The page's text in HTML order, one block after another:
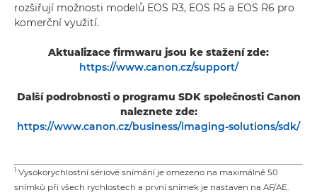
rozšiřují možnosti modelů EOS R3, EOS R5 a EOS R6 pro
komerční využití.
Aktualizace firmwaru jsou ke stažení zde:
https://www.canon.cz/support/
Další podrobnosti o programu SDK společnosti Canon
naleznete zde:
https://www.canon.cz/business/imaging-solutions/sdk/
1 Vysokorychlostní sériové snímání je omezeno na maximálně 50
snímků při všech rychlostech a první snímek je nastaven na AF/AE.